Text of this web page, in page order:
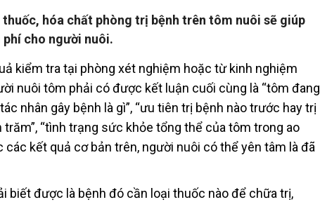
hóa chất phòng trị bệnh trên tôm nuôi sẽ giúp
cho người nuôi.
kiểm tra tại phòng xét nghiệm hoặc từ kinh nghiệm
nuôi tôm phải có được kết luận cuối cùng là “tôm đang
nhân gây bệnh là gì”, “ưu tiên trị bệnh nào trước hay trị
trăm”, “tình trạng sức khỏe tổng thể của tôm trong ao
kết quả cơ bản trên, người nuôi có thể yên tâm là đã
biết được là bệnh đó cần loại thuốc nào để chữa trị,